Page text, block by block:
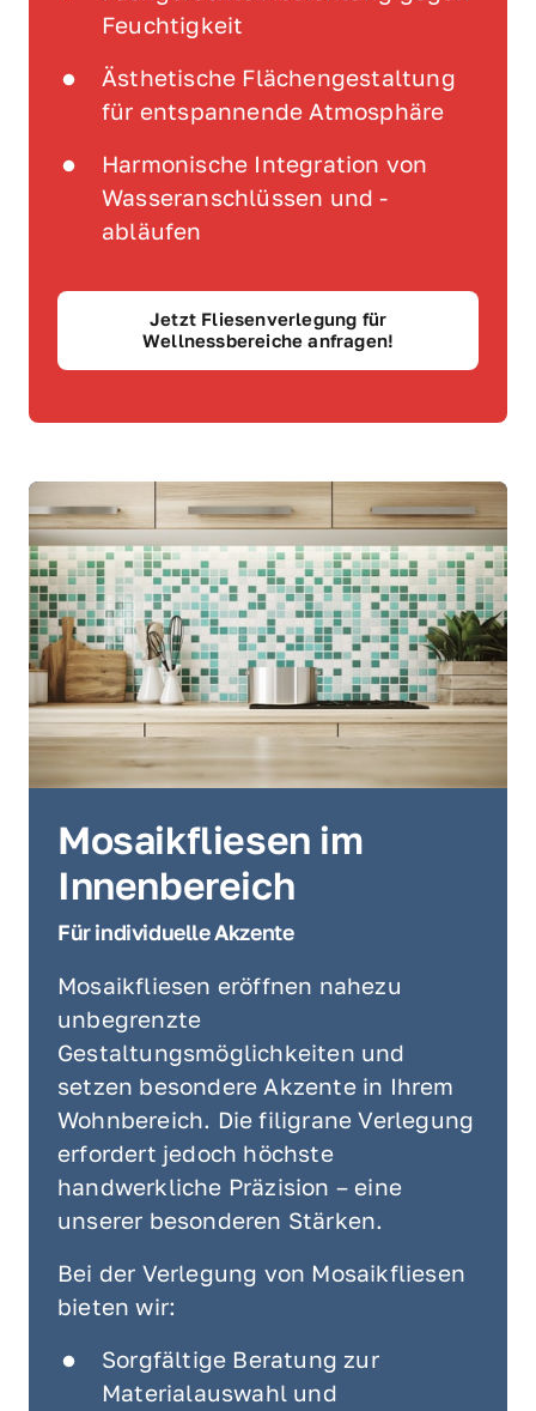
Feuchtigkeit
Ästhetische Flächengestaltung
für entspannende Atmosphäre
Harmonische Integration von
Wasseranschlüssen und -
abläufen
Jetzt Fliesenverlegung für
Wellnessbereiche anfragen!
Mosaikfliesen im
Innenbereich
Für individuelle Akzente
Mosaikfliesen eröffnen nahezu
unbegrenzte
Gestaltungsmöglichkeiten und
setzen besondere Akzente in Ihrem
Wohnbereich. Die filigrane Verlegung
erfordert jedoch höchste
handwerkliche Präzision – eine
unserer besonderen Stärken.
Bei der Verlegung von Mosaikfliesen
bieten wir:
Sorgfältige Beratung zur
Materialauswahl und